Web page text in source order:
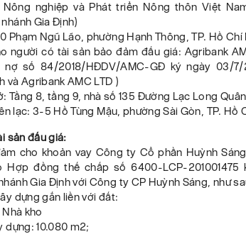
nghiệp và Phát triển Nông thôn Việt
Gia Định)
Phạm Ngũ Lão, phường Hạnh Thông, TP. Hồ Chí
người có tài sản bảo đảm đấu giá: Agribank
số 84/2018/HĐDV/AMC-GĐ ký ngày 03/7/
và Agribank AMC LTD )
Tầng 8, tầng 9, nhà số 135 Đường Lạc Long
lạc: 3-5 Hồ Tùng Mậu, phường Sài Gòn, TP. Hồ
sản đấu giá:
cho khoản vay Công ty Cổ phần Huỳnh
Hợp đồng thế chấp số 6400-LCP-201001475
Gia Định với Công ty CP Huỳnh Sáng, như
dựng gắn liền với đất:
kho
dựng: 10.080 m2;